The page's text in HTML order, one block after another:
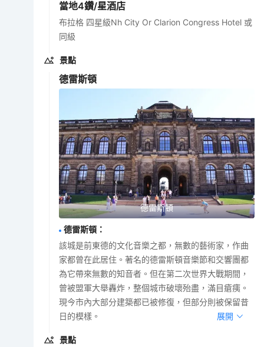
當地4鑽/星酒店
布拉格 四星級Nh City Or Clarion Congress Hotel 或
同級
景點
德雷斯頓
德雷斯頓
德雷斯頓 ：
該城是前東德的文化音樂之都，無數的藝術家，作曲
家都曾在此居住。著名的德雷斯頓音樂節和交響團都
為它帶來無數的知音者。但在第二次世界大戰期間，
曾被盟軍大舉轟炸，整個城市破壞殆盡，滿目瘡痍。
現今市內大部分建築都已被修復，但部分則被保留昔
日的模樣。
展開
景點